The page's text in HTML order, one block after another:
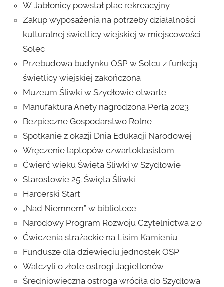
W Jabłonicy powstał plac rekreacyjny
Zakup wyposażenia na potrzeby działalności
kulturalnej świetlicy wiejskiej w miejscowości
Solec
Przebudowa budynku OSP w Solcu z funkcją
świetlicy wiejskiej zakończona
Muzeum Śliwki w Szydłowie otwarte
Manufaktura Anety nagrodzona Perłą 2023
Bezpieczne Gospodarstwo Rolne
Spotkanie z okazji Dnia Edukacji Narodowej
Wręczenie laptopów czwartoklasistom
Ćwierć wieku Święta Śliwki w Szydłowie
Starostowie 25. Święta Śliwki
Harcerski Start
„Nad Niemnem” w bibliotece
Narodowy Program Rozwoju Czytelnictwa 2.0
Ćwiczenia strażackie na Lisim Kamieniu
Fundusze dla dziewięciu jednostek OSP
Walczyli o złote ostrogi Jagiellonów
Średniowieczna ostroga wróciła do Szydłowa